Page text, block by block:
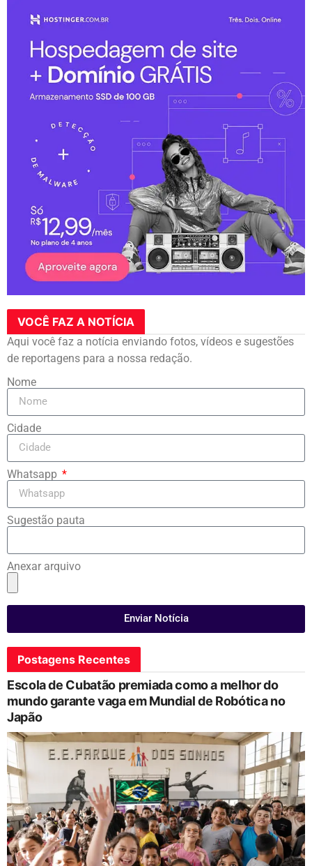
VOCÊ FAZ A NOTÍCIA
Aqui você faz a notícia enviando fotos, vídeos e sugestões
de reportagens para a nossa redação.
Nome
Cidade
Whatsapp
Sugestão pauta
Anexar arquivo
Enviar Notícia
Postagens Recentes
Escola de Cubatão premiada como a melhor do
mundo garante vaga em Mundial de Robótica no
Japão